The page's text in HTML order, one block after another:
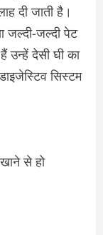
दी जाती है।
जल्दी-जल्दी पेट
उन्हें देसी घी का
सिस्टम